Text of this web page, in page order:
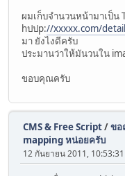
ผมเก็บจำนวนหน้ามาเป็น
hปปp://xxxxx.com/
มา ยังไงดีครับ
ประมานว่าให้มันวนใน
ขอบคุณครับ
CMS & Free Script/ขอ
mapping หน่อยครับ
12 กันยายน 2011, 10:53:31